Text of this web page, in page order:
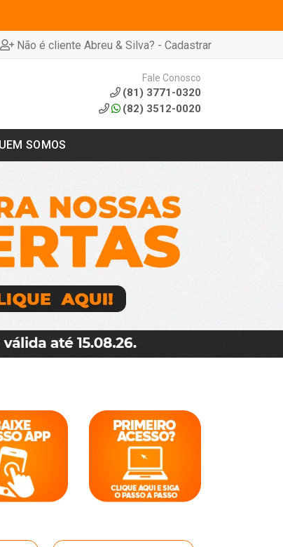
Não é cliente Abreu & Silva? - Cadastrar
Fale Conosco
(81) 3771-0320
(82) 3512-0020
SOMOS